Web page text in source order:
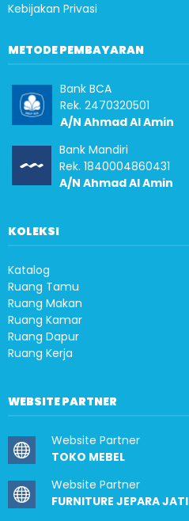
Kebijakan Privasi
METODE PEMBAYARAN
Bank BCA
Rek. 2470320501
A/N Ahmad Al Amin
Bank Mandiri
Rek. 1840004860431
A/N Ahmad Al Amin
KOLEKSI
Katalog
Ruang Tamu
Ruang Makan
Ruang Kamar
Ruang Dapur
Ruang Kerja
WEBSITE PARTNER
Website Partner
TOKO MEBEL
Website Partner
FURNITURE JEPARA JATI